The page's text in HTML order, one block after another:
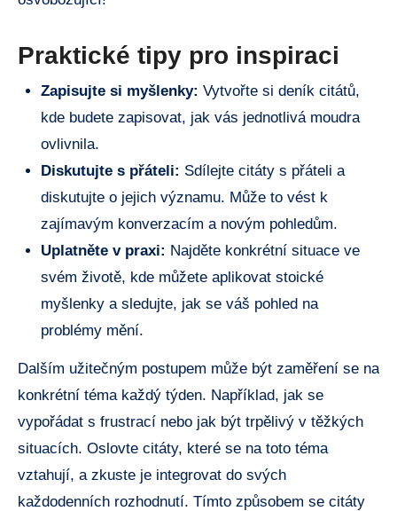
Praktické tipy pro inspiraci
Zapisujte si myšlenky: Vytvořte si deník citátů,
kde budete zapisovat, jak vás jednotlivá moudra
ovlivnila.
Diskutujte s přáteli: Sdílejte citáty s přáteli a
diskutujte o jejich významu. Může to vést k
zajímavým konverzacím a novým pohledům.
Uplatněte v praxi: Najděte konkrétní situace ve
svém životě, kde můžete aplikovat stoické
myšlenky a sledujte, jak se váš pohled na
problémy mění.
Dalším užitečným postupem může být zaměření se na
konkrétní téma každý týden. Například, jak se
vypořádat s frustrací nebo jak být trpělivý v těžkých
situacích. Oslovte citáty, které se na toto téma
vztahují, a zkuste je integrovat do svých
každodenních rozhodnutí. Tímto způsobem se citáty